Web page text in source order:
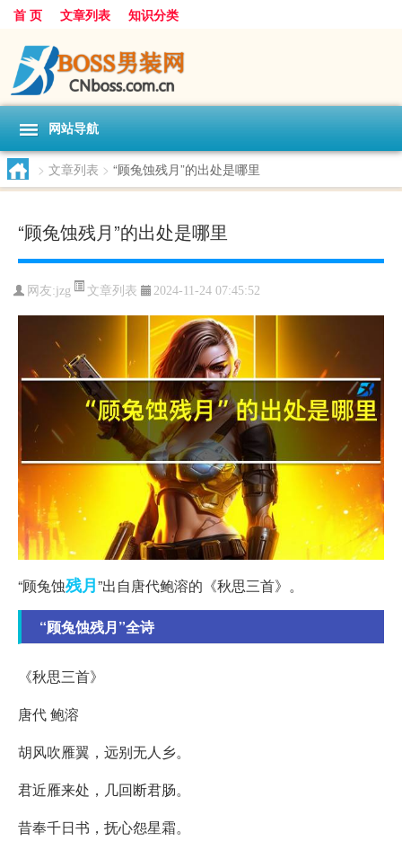
首 页 文章列表 知识分类
网站导航
> 文章列表 > “顾兔蚀残月”的出处是哪里
“顾兔蚀残月”的出处是哪里
网友:jzg 文章列表 2024-11-24 07:45:52
“顾兔蚀残月”出自唐代鲍溶的《秋思三首》。
“顾兔蚀残月”全诗
《秋思三首》
唐代 鲍溶
胡风吹雁翼，远别无人乡。
君近雁来处，几回断君肠。
昔奉千日书，抚心怨星霜。